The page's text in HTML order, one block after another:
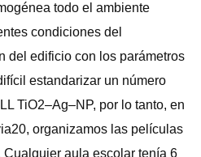
todo el ambiente
condiciones del
del edificio con los parámetros
estandarizar un número
TiO2–Ag–NP, por lo tanto, en
organizamos las películas
aula escolar tenía 6